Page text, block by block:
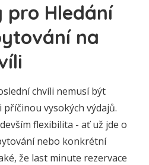
pro Hledání
na
chvíli nemusí být
vysokých výdajů.
flexibilita - ať už jde o
nebo konkrétní
že last minute rezervace